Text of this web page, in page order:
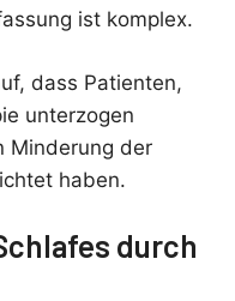
ist komplex.
dass Patienten,
unterzogen
Minderung der
haben.
durch